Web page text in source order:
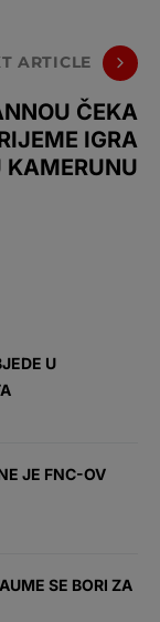
ARTICLE
ČEKA
IGRA
KAMERUNU
U
JE FNC-OV
SE BORI ZA